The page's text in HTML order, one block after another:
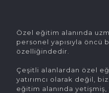
Özel eğitim alanında
personel yapısıyla öncü
özelliğindedir.
Çeşitli alanlardan özel
yatırımcı olarak değil,
eğitim alanında yetişmiş,